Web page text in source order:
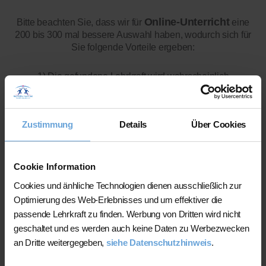
Zustimmung Details Über Cookies
Cookie Information
Cookies und änhliche Technologien dienen ausschließlich zur
Optimierung des Web-Erlebnisses und um effektiver die
passende Lehrkraft zu finden. Werbung von Dritten wird nicht
geschaltet und es werden auch keine Daten zu Werbezwecken
an Dritte weitergegeben, siehe Datenschutzhinweis.
Bitte beachten Sie, dass wir für Online-Unterrichteine
200 bis 300 mal bessere Auswahl haben, wodurch sich für
Sie folgende Vorteile ergeben:
1) Die gefundene Lehrkraft wird wahrscheinlich
qualifizierter und zuverlässiger
sein (da viel größere
(Anfahrtspauschale)
Viele Kunden nutzen unsere